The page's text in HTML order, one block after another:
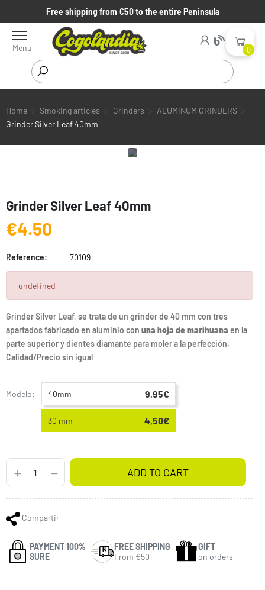
Free shipping from €50 to the entire Peninsula
Menu 0
Home Smoking articles Grinders
ALUMINUM GRINDERS
Grinder Silver Leaf 40mm
Grinder Silver Leaf 40mm
€4.50
Reference: 70109
undefined
Grinder Silver Leaf, se trata de un grinder de 40 mm con tres
apartados fabricado en aluminio con una hoja de marihuana en la
parte superior y dientes diamante para moler a la perfección.
Calidad/Precio sin igual
Modelo: 40mm 9,95€
30 mm 4,50€
ADD TO CART
Compartir
PAYMENT 100%
SURE
FREE SHIPPING
From €50
GIFT
on orders